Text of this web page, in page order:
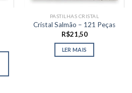
PASTILHAS CRISTAL
Cristal Salmão – 121 Peças
R$21,50
LER MAIS